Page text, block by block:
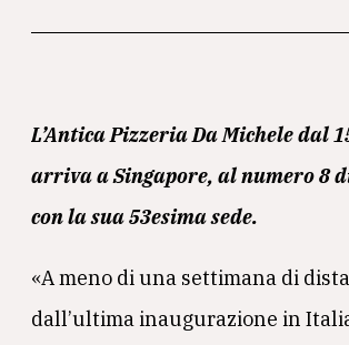
L’Antica Pizzeria Da Michele dal
arriva a Singapore, al numero 8
con la sua 53esima sede.
«A meno di una settimana di
dall’ultima inaugurazione in